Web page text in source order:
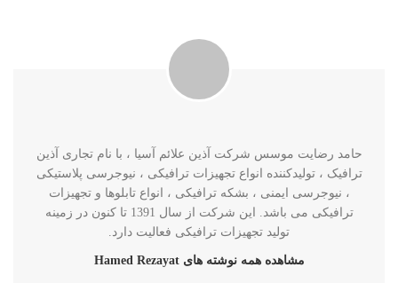
حامد رضایت موسس شرکت آذین علائم آسیا ، با نام تجاری آذین
ترافیک ، تولیدکننده انواع تجهیزات ترافیکی ، نیوجرسی پلاستیکی
، نیوجرسی ایمنی ، بشکه ترافیکی ، انواع تابلوها و تجهیزات
ترافیکی می باشد. این شرکت از سال 1391 تا کنون در زمینه
تولید تجهیزات ترافیکی فعالیت دارد.
مشاهده همه نوشته های Hamed Rezayat